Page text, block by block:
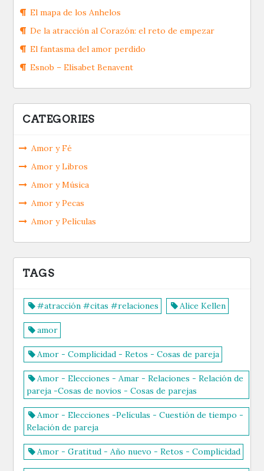
El mapa de los Anhelos
De la atracción al Corazón: el reto de empezar
El fantasma del amor perdido
Esnob – Elísabet Benavent
CATEGORIES
Amor y Fé
Amor y Libros
Amor y Música
Amor y Pecas
Amor y Películas
TAGS
#atracción #citas #relaciones Alice Kellen
amor
Amor - Complicidad - Retos - Cosas de pareja
Amor - Elecciones - Amar - Relaciones - Relación de
pareja -Cosas de novios - Cosas de parejas
Amor - Elecciones -Películas - Cuestión de tiempo -
Relación de pareja
Amor - Gratitud - Año nuevo - Retos - Complicidad